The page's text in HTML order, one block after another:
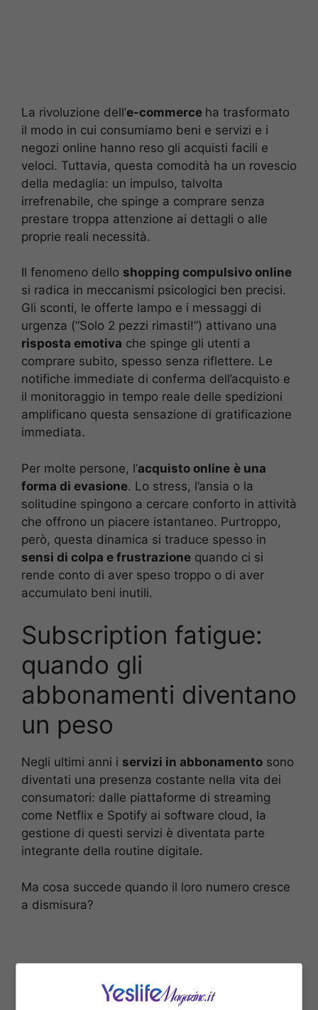
La rivoluzione dell’e-commerce ha trasformato
il modo in cui consumiamo beni e servizi e i
negozi online hanno reso gli acquisti facili e
veloci. Tuttavia, questa comodità ha un rovescio
della medaglia: un impulso, talvolta
irrefrenabile, che spinge a comprare senza
prestare troppa attenzione ai dettagli o alle
proprie reali necessità.
Il fenomeno dello shopping compulsivo online
si radica in meccanismi psicologici ben precisi.
Gli sconti, le offerte lampo e i messaggi di
urgenza (“Solo 2 pezzi rimasti!”) attivano una
risposta emotiva che spinge gli utenti a
comprare subito, spesso senza riflettere. Le
notifiche immediate di conferma dell’acquisto e
il monitoraggio in tempo reale delle spedizioni
amplificano questa sensazione di gratificazione
immediata.
Per molte persone, l’acquisto online è una
forma di evasione. Lo stress, l’ansia o la
solitudine spingono a cercare conforto in attività
che offrono un piacere istantaneo. Purtroppo,
però, questa dinamica si traduce spesso in
sensi di colpa e frustrazione quando ci si
rende conto di aver speso troppo o di aver
accumulato beni inutili.
Subscription fatigue:
quando gli
abbonamenti diventano
un peso
Negli ultimi anni i servizi in abbonamento sono
diventati una presenza costante nella vita dei
consumatori: dalle piattaforme di streaming
come Netflix e Spotify ai software cloud, la
gestione di questi servizi è diventata parte
integrante della routine digitale.
Ma cosa succede quando il loro numero cresce
a dismisura?